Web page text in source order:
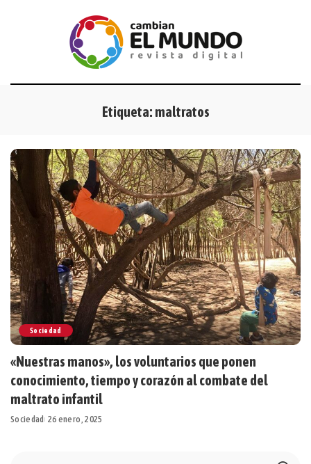
Etiqueta:maltratos
Sociedad
«Nuestras manos», los voluntarios que ponen
conocimiento, tiempo y corazón al combate del
maltrato infantil
Sociedad 26 enero, 2025